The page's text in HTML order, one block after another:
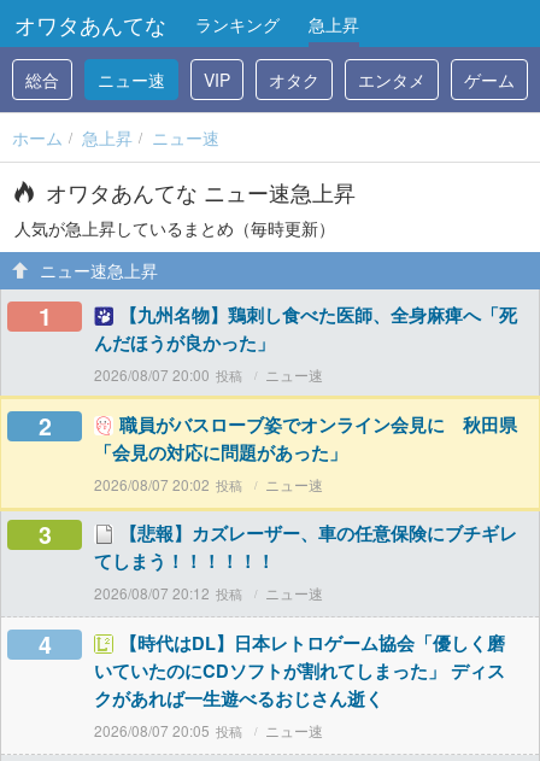
オワタあんてな ランキング 急上昇
総合 ニュー速 VIP オタク エンタメ ゲーム
ホーム 急上昇 ニュー速
オワタあんてな ニュー速急上昇
人気が急上昇しているまとめ（毎時更新）
ニュー速急上昇
1
【九州名物】鶏刺し食べた医師、全身麻痺へ「死
んだほうが良かった」
2026/08/07 20:00 ニュー速
2
職員がバスローブ姿でオンライン会見に 秋田県
「会見の対応に問題があった」
2026/08/07 20:02 ニュー速
3
【悲報】カズレーザー、車の任意保険にブチギレ
てしまう！！！！！！
2026/08/07 20:12 ニュー速
4
【時代はDL】日本レトロゲーム協会「優しく磨
いていたのにCDソフトが割れてしまった」 ディス
クがあれば一生遊べるおじさん逝く
2026/08/07 20:05 ニュー速